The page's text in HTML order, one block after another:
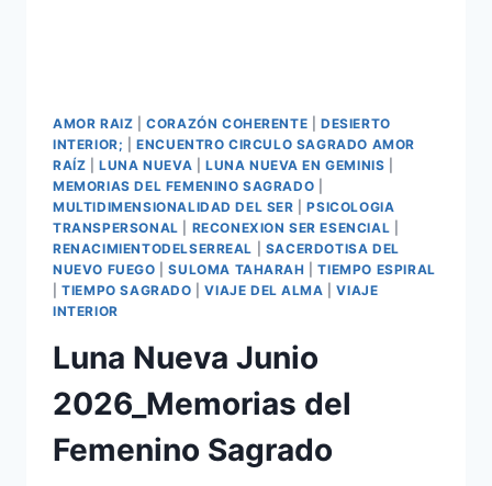
AMOR RAIZ |CORAZÓN COHERENTE |DESIERTO
INTERIOR; |ENCUENTRO CIRCULO SAGRADO AMOR
RAÍZ |LUNA NUEVA LUNA NUEVA EN GEMINIS
MEMORIAS DEL FEMENINO SAGRADO
MULTIDIMENSIONALIDAD DEL SER |PSICOLOGIA
TRANSPERSONAL
RECONEXION SER ESENCIAL
RENACIMIENTODELSERREAL
SACERDOTISA DEL
NUEVO FUEGO |SULOMA TAHARAH |TIEMPO ESPIRAL
|TIEMPO SAGRADO |VIAJE DEL ALMA |VIAJE
INTERIOR
Luna Nueva Junio
2026_Memorias del
Femenino Sagrado